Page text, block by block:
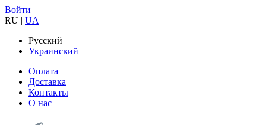
Войти
RU | UA
Русский
Украинский
Оплата
Доставка
Контакты
О нас